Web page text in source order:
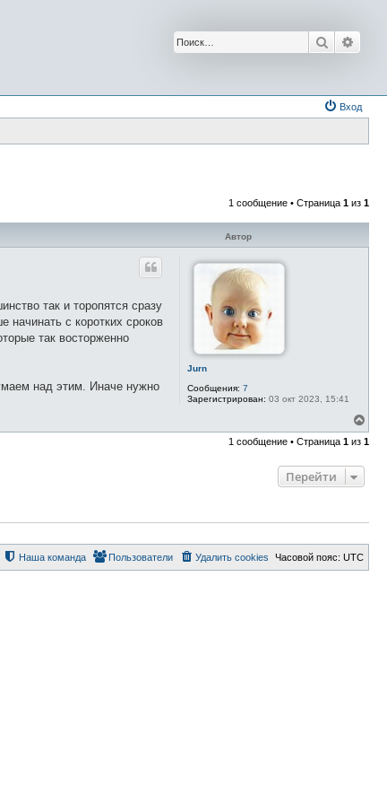
Поиск
Вход
1 сообщение • Страница 1 из 1
Автор
Jurn
Сообщения: 7
Зарегистрирован: 03 окт 2023, 15:41
так и торопятся сразу
начинать с коротких сроков
так восторженно
над этим. Иначе нужно
е
р
я
н
ч
1 сообщение • Страница 1 из 1
Перейти
Часовой пояс: UTC
Удалить cookies
Пользователи
Наша команда